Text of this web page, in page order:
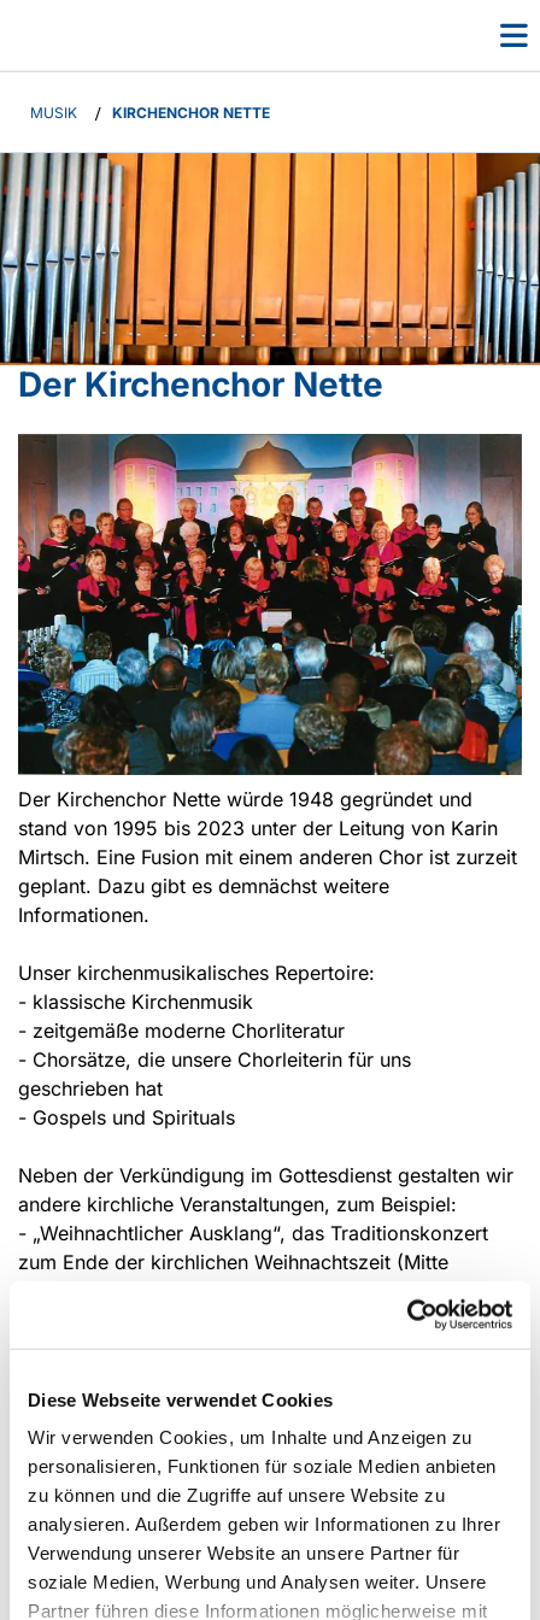
Diese Webseite verwendet Cookies
Wir verwenden Cookies, um Inhalte und Anzeigen zu
personalisieren, Funktionen für soziale Medien anbieten
zu können und die Zugriffe auf unsere Website zu
analysieren. Außerdem geben wir Informationen zu Ihrer
Verwendung unserer Website an unsere Partner für
soziale Medien, Werbung und Analysen weiter. Unsere
Partner führen diese Informationen möglicherweise mit
MUSIK / KIRCHENCHOR NETTE
Der Kirchenchor Nette
Der Kirchenchor Nette würde 1948 gegründet und
stand von 1995 bis 2023 unter der Leitung von Karin
Mirtsch. Eine Fusion mit einem anderen Chor ist zurzeit
geplant. Dazu gibt es demnächst weitere
Informationen.
Unser kirchenmusikalisches Repertoire:
- klassische Kirchenmusik
- zeitgemäße moderne Chorliteratur
- Chorsätze, die unsere Chorleiterin für uns
geschrieben hat
- Gospels und Spirituals
Neben der Verkündigung im Gottesdienst gestalten wir
andere kirchliche Veranstaltungen, zum Beispiel:
- „Weihnachtlicher Ausklang“, das Traditionskonzert
zum Ende der kirchlichen Weihnachtszeit (Mitte
- Geistliche Konzerte zu bestimmten Themen:
„Lebenslinien-Kirchenfenster in Nette“ (Oktober 2011)
Durch „Weltliche Konzerte“ konnten wir neue
Chormitglieder gewinnen und kirchenferne Menschen
anziehen.
- Volkslieder und Madrigale: sie gehören seit
Jahrzehnten zum Repertoire
- Schlager der 20er, 30er, 50er und 60er Jahre:
Konzerte mit Liedern der Vorkriegszeit und drei